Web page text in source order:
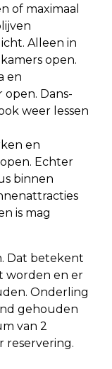
of maximaal
Alleen in
open.
en
Dans-
weer lessen
en
Echter
binnen
is mag
Dat betekent
worden en er
Onderling
gehouden
van 2
reservering.